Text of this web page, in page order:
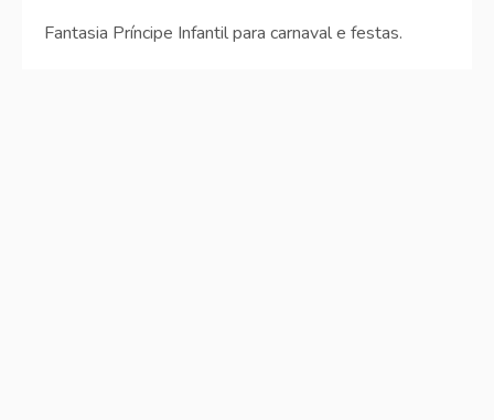
Fantasia Príncipe Infantil para carnaval e festas.